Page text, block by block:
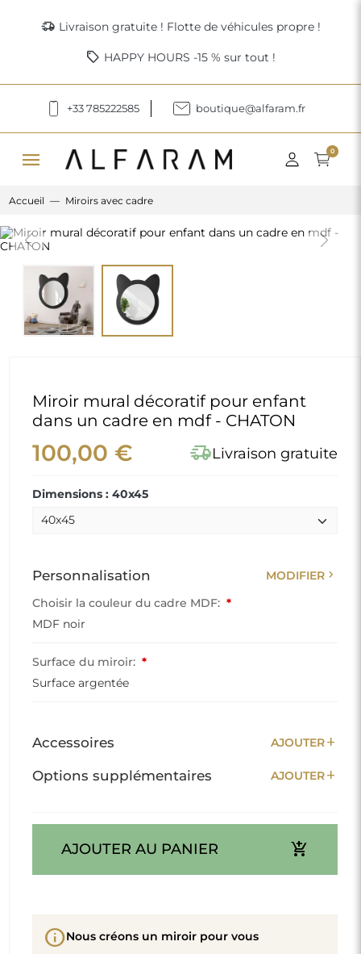
delivery_truck_speed Livraison gratuite ! Flotte de véhicules propre !
sell HAPPY HOURS -15 % sur tout !
+33 785222585 boutique@alfaram.fr
menu 0
Accueil Miroirs avec cadre
Previous Next
Miroir mural décoratif pour enfant
dans un cadre en mdf - CHATON
100,00 € delivery_truck_speedLivraison gratuite
Dimensions : 40x45
Personnalisation MODIFIER chevron_right
Choisir la couleur du cadre MDF: *
MDF noir
Surface du miroir: *
Surface argentée
Accessoires AJOUTERadd
Options supplémentaires AJOUTERadd
AJOUTER AU PANIER add_shopping_cart
infoNous créons un miroir pour vous